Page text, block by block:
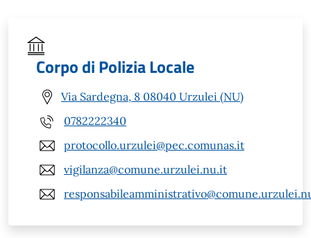
Corpo di Polizia Locale
Via Sardegna, 8 08040 Urzulei (NU)
0782222340
protocollo.urzulei@pec.comunas.it
vigilanza@comune.urzulei.nu.it